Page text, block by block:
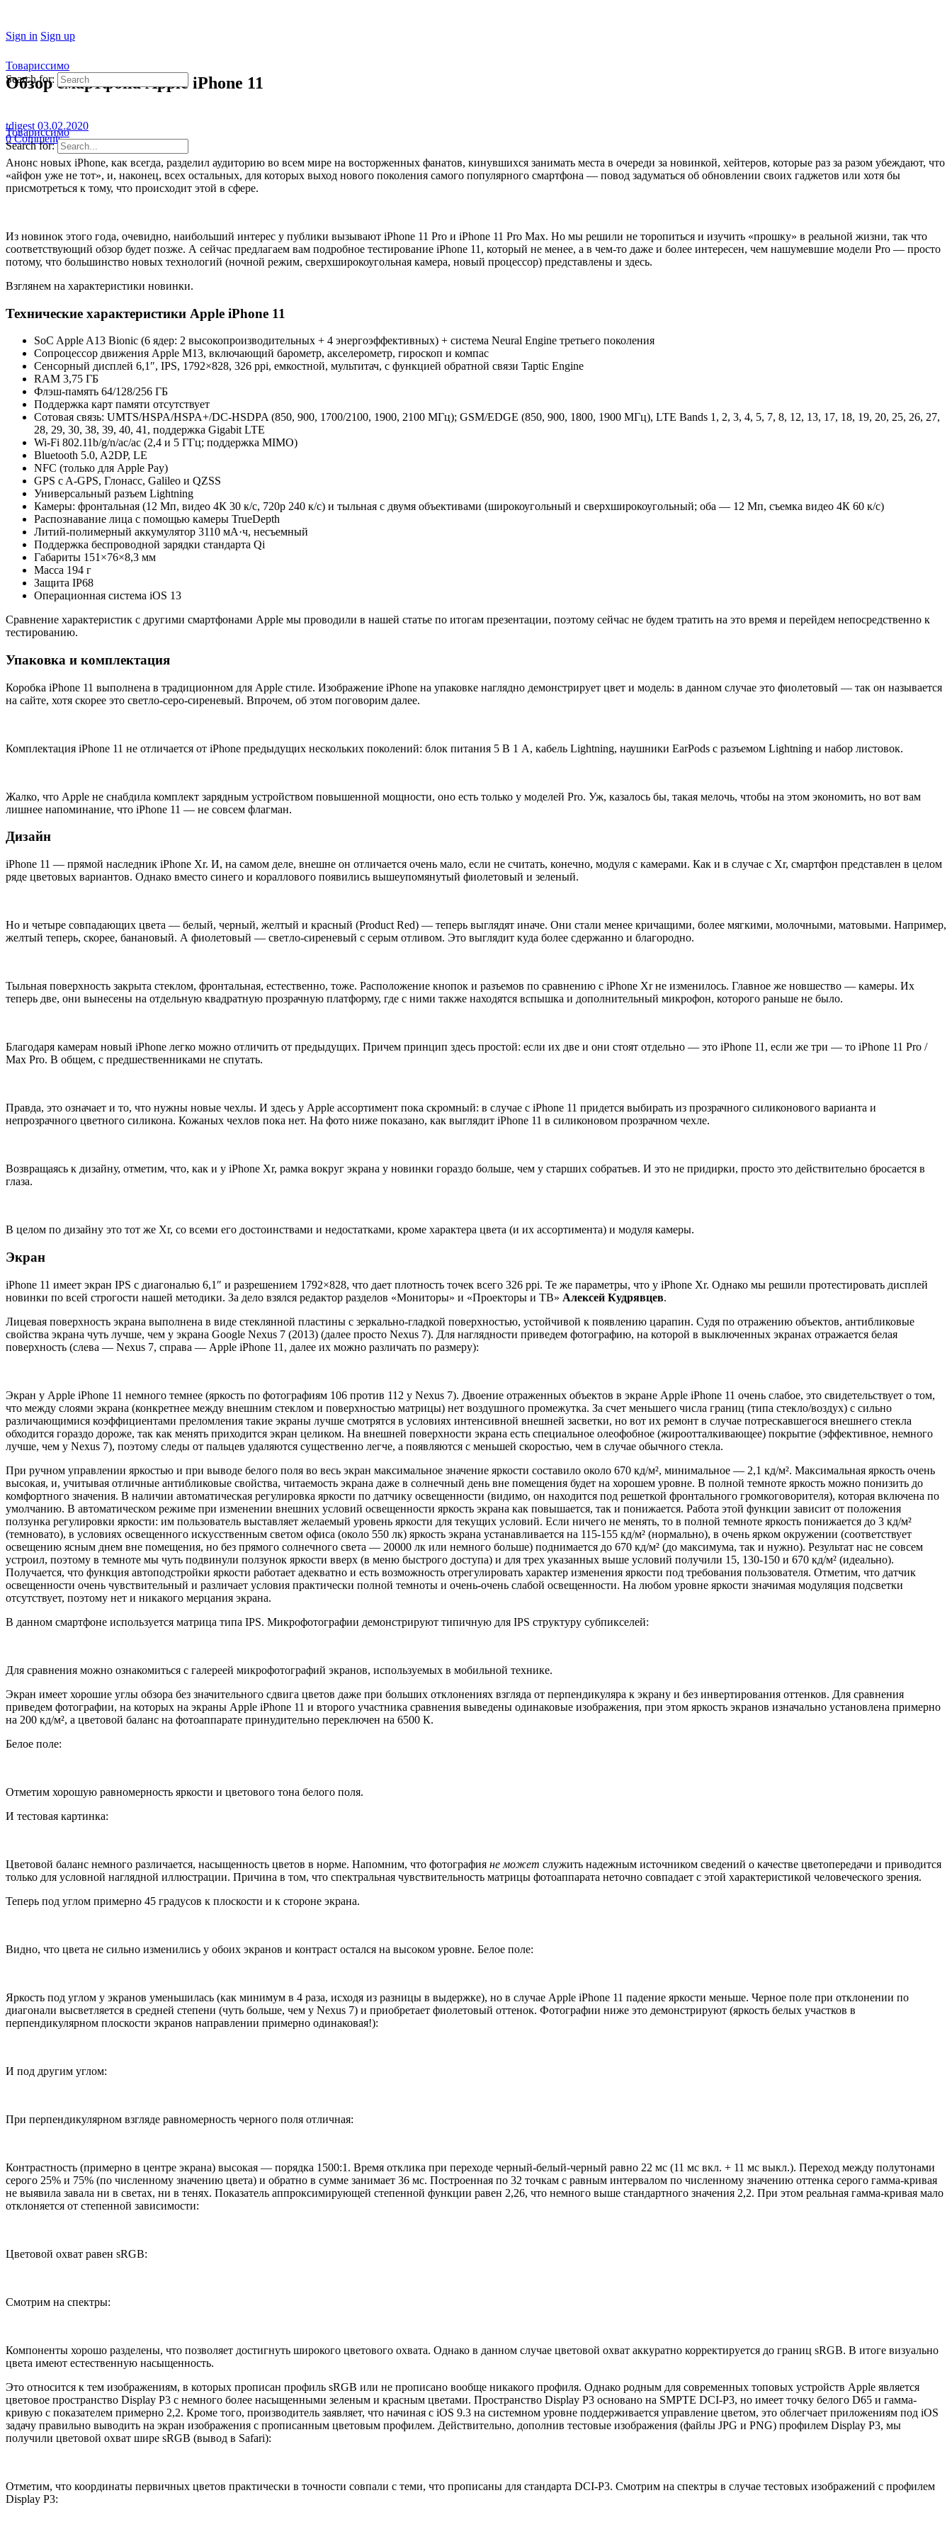
Sign in Sign up
Товариссимо
Search for:
Товариссимо
Search for:
Обзор смартфона Apple iPhone 11
tdigest 03.02.2020
0Comments
Анонс новых iPhone, как всегда, разделил аудиторию во всем мире на восторженных фанатов, кинувшихся занимать места в очереди за новинкой, хейтеров, которые раз за разом убеждают, что
«айфон уже не тот», и, наконец, всех остальных, для которых выход нового поколения самого популярного смартфона — повод задуматься об обновлении своих гаджетов или хотя бы
присмотреться к тому, что происходит этой в сфере.
Из новинок этого года, очевидно, наибольший интерес у публики вызывают iPhone 11 Pro и iPhone 11 Pro Max. Но мы решили не торопиться и изучить «прошку» в реальной жизни, так что
соответствующий обзор будет позже. А сейчас предлагаем вам подробное тестирование iPhone 11, который не менее, а в чем-то даже и более интересен, чем нашумевшие модели Pro — просто
потому, что большинство новых технологий (ночной режим, сверхширокоугольная камера, новый процессор) представлены и здесь.
Взглянем на характеристики новинки.
Технические характеристики Apple iPhone 11
SoC Apple A13 Bionic (6 ядер: 2 высокопроизводительных + 4 энергоэффективных) + система Neural Engine третьего поколения
Сопроцессор движения Apple M13, включающий барометр, акселерометр, гироскоп и компас
Сенсорный дисплей 6,1″, IPS, 1792×828, 326 ppi, емкостной, мультитач, с функцией обратной связи Taptic Engine
RAM 3,75 ГБ
Флэш-память 64/128/256 ГБ
Поддержка карт памяти отсутствует
Сотовая связь: UMTS/HSPA/HSPA+/DC-HSDPA (850, 900, 1700/2100, 1900, 2100 МГц); GSM/EDGE (850, 900, 1800, 1900 МГц), LTE Bands 1, 2, 3, 4, 5, 7, 8, 12, 13, 17, 18, 19, 20, 25, 26, 27,
28, 29, 30, 38, 39, 40, 41, поддержка Gigabit LTE
Wi-Fi 802.11b/g/n/ac/ac (2,4 и 5 ГГц; поддержка MIMO)
Bluetooth 5.0, A2DP, LE
NFC (только для Apple Pay)
GPS c A-GPS, Глонасс, Galileo и QZSS
Универсальный разъем Lightning
Камеры: фронтальная (12 Мп, видео 4К 30 к/с, 720р 240 к/с) и тыльная с двумя объективами (широкоугольный и сверхширокоугольный; оба — 12 Мп, съемка видео 4К 60 к/с)
Распознавание лица с помощью камеры TrueDepth
Литий-полимерный аккумулятор 3110 мА·ч, несъемный
Поддержка беспроводной зарядки стандарта Qi
Габариты 151×76×8,3 мм
Масса 194 г
Защита IP68
Операционная система iOS 13
Сравнение характеристик с другими смартфонами Apple мы проводили в нашей статье по итогам презентации, поэтому сейчас не будем тратить на это время и перейдем непосредственно к
тестированию.
Упаковка и комплектация
Коробка iPhone 11 выполнена в традиционном для Apple стиле. Изображение iPhone на упаковке наглядно демонстрирует цвет и модель: в данном случае это фиолетовый — так он называется
на сайте, хотя скорее это светло-серо-сиреневый. Впрочем, об этом поговорим далее.
Комплектация iPhone 11 не отличается от iPhone предыдущих нескольких поколений: блок питания 5 В 1 А, кабель Lightning, наушники EarPods с разъемом Lightning и набор листовок.
Жалко, что Apple не снабдила комплект зарядным устройством повышенной мощности, оно есть только у моделей Pro. Уж, казалось бы, такая мелочь, чтобы на этом экономить, но вот вам
лишнее напоминание, что iPhone 11 — не совсем флагман.
Дизайн
iPhone 11 — прямой наследник iPhone Xr. И, на самом деле, внешне он отличается очень мало, если не считать, конечно, модуля с камерами. Как и в случае с Xr, смартфон представлен в целом
ряде цветовых вариантов. Однако вместо синего и кораллового появились вышеупомянутый фиолетовый и зеленый.
Но и четыре совпадающих цвета — белый, черный, желтый и красный (Product Red) — теперь выглядят иначе. Они стали менее кричащими, более мягкими, молочными, матовыми. Например,
желтый теперь, скорее, банановый. А фиолетовый — светло-сиреневый с серым отливом. Это выглядит куда более сдержанно и благородно.
Тыльная поверхность закрыта стеклом, фронтальная, естественно, тоже. Расположение кнопок и разъемов по сравнению с iPhone Xr не изменилось. Главное же новшество — камеры. Их
теперь две, они вынесены на отдельную квадратную прозрачную платформу, где с ними также находятся вспышка и дополнительный микрофон, которого раньше не было.
Благодаря камерам новый iPhone легко можно отличить от предыдущих. Причем принцип здесь простой: если их две и они стоят отдельно — это iPhone 11, если же три — то iPhone 11 Pro /
Max Pro. В общем, с предшественниками не спутать.
Правда, это означает и то, что нужны новые чехлы. И здесь у Apple ассортимент пока скромный: в случае с iPhone 11 придется выбирать из прозрачного силиконового варианта и
непрозрачного цветного силикона. Кожаных чехлов пока нет. На фото ниже показано, как выглядит iPhone 11 в силиконовом прозрачном чехле.
Возвращаясь к дизайну, отметим, что, как и у iPhone Xr, рамка вокруг экрана у новинки гораздо больше, чем у старших собратьев. И это не придирки, просто это действительно бросается в
глаза.
В целом по дизайну это тот же Xr, со всеми его достоинствами и недостатками, кроме характера цвета (и их ассортимента) и модуля камеры.
Экран
iPhone 11 имеет экран IPS с диагональю 6,1″ и разрешением 1792×828, что дает плотность точек всего 326 ppi. Те же параметры, что у iPhone Xr. Однако мы решили протестировать дисплей
новинки по всей строгости нашей методики. За дело взялся редактор разделов «Мониторы» и «Проекторы и ТВ» Алексей Кудрявцев.
Лицевая поверхность экрана выполнена в виде стеклянной пластины с зеркально-гладкой поверхностью, устойчивой к появлению царапин. Судя по отражению объектов, антибликовые
свойства экрана чуть лучше, чем у экрана Google Nexus 7 (2013) (далее просто Nexus 7). Для наглядности приведем фотографию, на которой в выключенных экранах отражается белая
поверхность (слева — Nexus 7, справа — Apple iPhone 11, далее их можно различать по размеру):
Экран у Apple iPhone 11 немного темнее (яркость по фотографиям 106 против 112 у Nexus 7). Двоение отраженных объектов в экране Apple iPhone 11 очень слабое, это свидетельствует о том,
что между слоями экрана (конкретнее между внешним стеклом и поверхностью матрицы) нет воздушного промежутка. За счет меньшего числа границ (типа стекло/воздух) с сильно
различающимися коэффициентами преломления такие экраны лучше смотрятся в условиях интенсивной внешней засветки, но вот их ремонт в случае потрескавшегося внешнего стекла
обходится гораздо дороже, так как менять приходится экран целиком. На внешней поверхности экрана есть специальное олеофобное (жироотталкивающее) покрытие (эффективное, немного
лучше, чем у Nexus 7), поэтому следы от пальцев удаляются существенно легче, а появляются с меньшей скоростью, чем в случае обычного стекла.
При ручном управлении яркостью и при выводе белого поля во весь экран максимальное значение яркости составило около 670 кд/м², минимальное — 2,1 кд/м². Максимальная яркость очень
высокая, и, учитывая отличные антибликовые свойства, читаемость экрана даже в солнечный день вне помещения будет на хорошем уровне. В полной темноте яркость можно понизить до
комфортного значения. В наличии автоматическая регулировка яркости по датчику освещенности (видимо, он находится под решеткой фронтального громкоговорителя), которая включена по
умолчанию. В автоматическом режиме при изменении внешних условий освещенности яркость экрана как повышается, так и понижается. Работа этой функции зависит от положения
ползунка регулировки яркости: им пользователь выставляет желаемый уровень яркости для текущих условий. Если ничего не менять, то в полной темноте яркость понижается до 3 кд/м²
(темновато), в условиях освещенного искусственным светом офиса (около 550 лк) яркость экрана устанавливается на 115-155 кд/м² (нормально), в очень ярком окружении (соответствует
освещению ясным днем вне помещения, но без прямого солнечного света — 20000 лк или немного больше) поднимается до 670 кд/м² (до максимума, так и нужно). Результат нас не совсем
устроил, поэтому в темноте мы чуть подвинули ползунок яркости вверх (в меню быстрого доступа) и для трех указанных выше условий получили 15, 130-150 и 670 кд/м² (идеально).
Получается, что функция автоподстройки яркости работает адекватно и есть возможность отрегулировать характер изменения яркости под требования пользователя. Отметим, что датчик
освещенности очень чувствительный и различает условия практически полной темноты и очень-очень слабой освещенности. На любом уровне яркости значимая модуляция подсветки
отсутствует, поэтому нет и никакого мерцания экрана.
В данном смартфоне используется матрица типа IPS. Микрофотографии демонстрируют типичную для IPS структуру субпикселей:
Для сравнения можно ознакомиться с галереей микрофотографий экранов, используемых в мобильной технике.
Экран имеет хорошие углы обзора без значительного сдвига цветов даже при больших отклонениях взгляда от перпендикуляра к экрану и без инвертирования оттенков. Для сравнения
приведем фотографии, на которых на экраны Apple iPhone 11 и второго участника сравнения выведены одинаковые изображения, при этом яркость экранов изначально установлена примерно
на 200 кд/м², а цветовой баланс на фотоаппарате принудительно переключен на 6500 К.
Белое поле:
Отметим хорошую равномерность яркости и цветового тона белого поля.
И тестовая картинка:
Цветовой баланс немного различается, насыщенность цветов в норме. Напомним, что фотография не может служить надежным источником сведений о качестве цветопередачи и приводится
только для условной наглядной иллюстрации. Причина в том, что спектральная чувствительность матрицы фотоаппарата неточно совпадает с этой характеристикой человеческого зрения.
Теперь под углом примерно 45 градусов к плоскости и к стороне экрана.
Видно, что цвета не сильно изменились у обоих экранов и контраст остался на высоком уровне. Белое поле:
Яркость под углом у экранов уменьшилась (как минимум в 4 раза, исходя из разницы в выдержке), но в случае Apple iPhone 11 падение яркости меньше. Черное поле при отклонении по
диагонали высветляется в средней степени (чуть больше, чем у Nexus 7) и приобретает фиолетовый оттенок. Фотографии ниже это демонстрируют (яркость белых участков в
перпендикулярном плоскости экранов направлении примерно одинаковая!):
И под другим углом:
При перпендикулярном взгляде равномерность черного поля отличная:
Контрастность (примерно в центре экрана) высокая — порядка 1500:1. Время отклика при переходе черный-белый-черный равно 22 мс (11 мс вкл. + 11 мс выкл.). Переход между полутонами
серого 25% и 75% (по численному значению цвета) и обратно в сумме занимает 36 мс. Построенная по 32 точкам с равным интервалом по численному значению оттенка серого гамма-кривая
не выявила завала ни в светах, ни в тенях. Показатель аппроксимирующей степенной функции равен 2,26, что немного выше стандартного значения 2,2. При этом реальная гамма-кривая мало
отклоняется от степенной зависимости:
Цветовой охват равен sRGB:
Смотрим на спектры:
Компоненты хорошо разделены, что позволяет достигнуть широкого цветового охвата. Однако в данном случае цветовой охват аккуратно корректируется до границ sRGB. В итоге визуально
цвета имеют естественную насыщенность.
Это относится к тем изображениям, в которых прописан профиль sRGB или не прописано вообще никакого профиля. Однако родным для современных топовых устройств Apple является
цветовое пространство Display P3 с немного более насыщенными зеленым и красным цветами. Пространство Display P3 основано на SMPTE DCI-P3, но имеет точку белого D65 и гамма-
кривую с показателем примерно 2,2. Кроме того, производитель заявляет, что начиная с iOS 9.3 на системном уровне поддерживается управление цветом, это облегчает приложениям под iOS
задачу правильно выводить на экран изображения с прописанным цветовым профилем. Действительно, дополнив тестовые изображения (файлы JPG и PNG) профилем Display P3, мы
получили цветовой охват шире sRGB (вывод в Safari):
Отметим, что координаты первичных цветов практически в точности совпали с теми, что прописаны для стандарта DCI-P3. Смотрим на спектры в случае тестовых изображений с профилем
Display P3: